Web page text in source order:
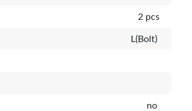
2 pcs
L(Bolt)
no